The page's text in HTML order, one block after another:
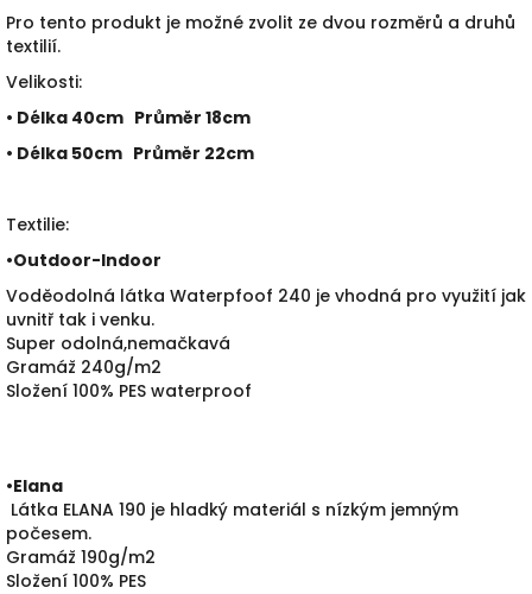
Pro tento produkt je možné zvolit ze dvou rozměrů a druhů
textilií.
Velikosti:
• Délka 40cm Průměr 18cm
• Délka 50cm Průměr 22cm
Textilie:
•Outdoor-Indoor
Voděodolná látka Waterpfoof 240 je vhodná pro využití jak
uvnitř tak i venku.
Super odolná,nemačkavá
Gramáž 240g/m2
Složení 100% PES waterproof
•Elana
Látka ELANA 190 je hladký materiál s nízkým jemným
počesem.
Gramáž 190g/m2
Složení 100% PES